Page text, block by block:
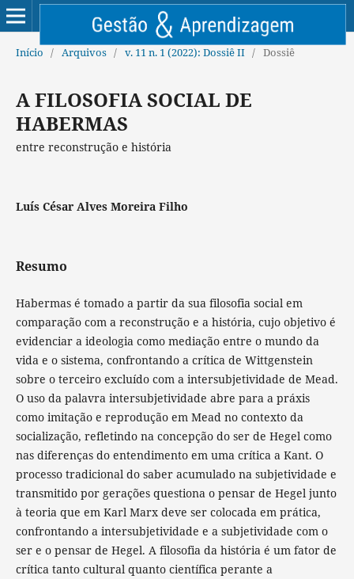
Início / Arquivos / v. 11 n. 1 (2022): Dossiê II / Dossiê
A FILOSOFIA SOCIAL DE
HABERMAS
entre reconstrução e história
Luís César Alves Moreira Filho
Resumo
Habermas é tomado a partir da sua filosofia social em
comparação com a reconstrução e a história, cujo objetivo é
evidenciar a ideologia como mediação entre o mundo da
vida e o sistema, confrontando a crítica de Wittgenstein
sobre o terceiro excluído com a intersubjetividade de Mead.
O uso da palavra intersubjetividade abre para a práxis
como imitação e reprodução em Mead no contexto da
socialização, refletindo na concepção do ser de Hegel como
nas diferenças do entendimento em uma crítica a Kant. O
processo tradicional do saber acumulado na subjetividade e
transmitido por gerações questiona o pensar de Hegel junto
à teoria que em Karl Marx deve ser colocada em prática,
confrontando a intersubjetividade e a subjetividade com o
ser e o pensar de Hegel. A filosofia da história é um fator de
crítica tanto cultural quanto científica perante a